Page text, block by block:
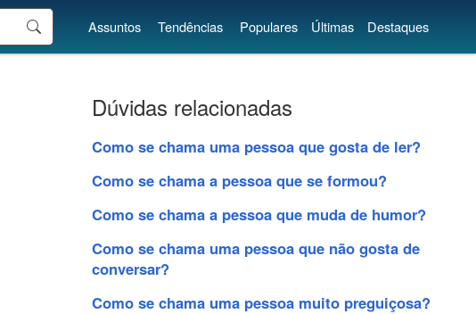
Assuntos Tendências Populares Últimas Destaques
Dúvidas relacionadas
Como se chama uma pessoa que gosta de ler?
Como se chama a pessoa que se formou?
Como se chama a pessoa que muda de humor?
Como se chama uma pessoa que não gosta de
conversar?
Como se chama uma pessoa muito preguiçosa?